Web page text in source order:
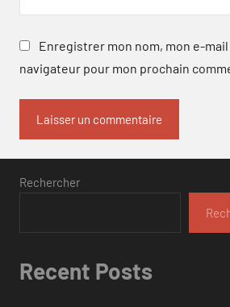
Enregistrer mon nom, mon e-
navigateur pour mon prochain
Rechercher
Recent Posts